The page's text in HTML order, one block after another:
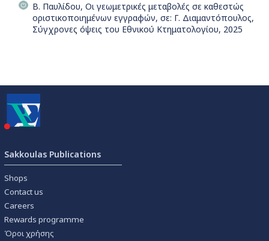
Β. Παυλίδου, Οι γεωμετρικές μεταβολές σε καθεστώς
οριστικοποιημένων εγγραφών, σε: Γ. Διαμαντόπουλος,
Σύγχρονες όψεις του Εθνικού Κτηματολογίου, 2025
Sakkoulas Publications
Shops
Contact us
Careers
Rewards programme
Όροι χρήσης